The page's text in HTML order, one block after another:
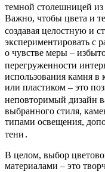
темной столешницей из
Важно, чтобы цвета и
создавая целостную и
экспериментировать с
о чувстве меры –
перегруженности
использования камня в
или пластиком – это
неповторимый дизайн
выбранного стиля,
типами освещения,
тени․
В целом, выбор
материалами – это